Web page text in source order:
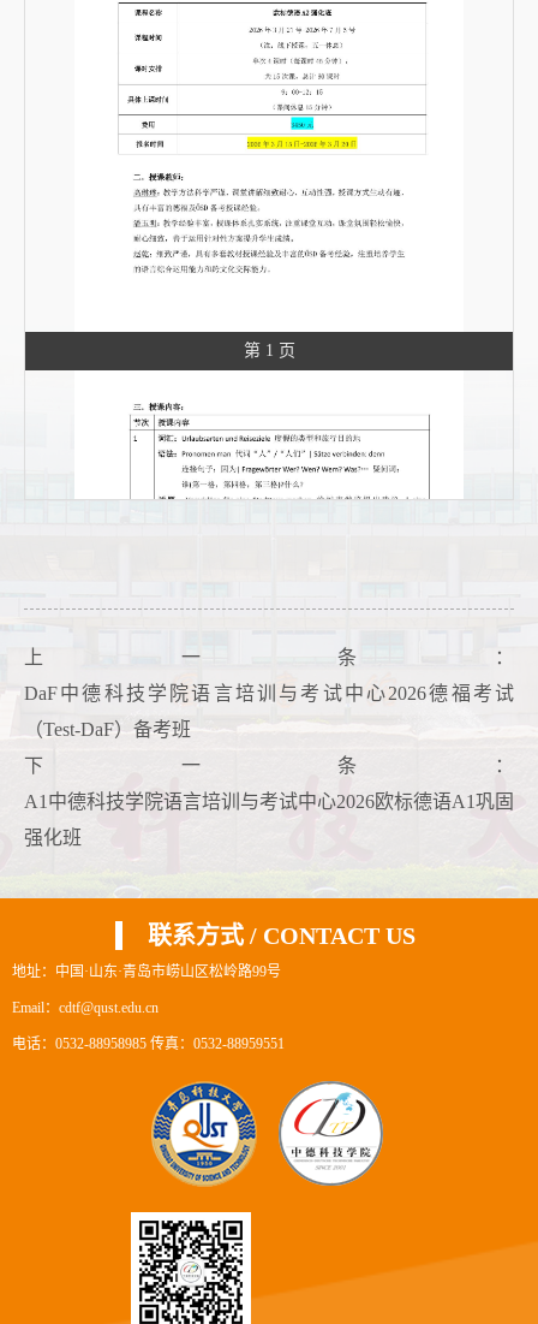
第 1 页
第 2 页
上一条：
DaF中德科技学院语言培训与考试中心2026德福考试
（Test-DaF）备考班
下一条：
A1中德科技学院语言培训与考试中心2026欧标德语A1巩固
强化班
联系方式 / CONTACT US
地址：中国·山东·青岛市崂山区松岭路99号
Email：cdtf@qust.edu.cn
电话：0532-88958985 传真：0532-88959551